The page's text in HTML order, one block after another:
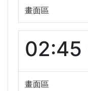
畫面區
畫面區